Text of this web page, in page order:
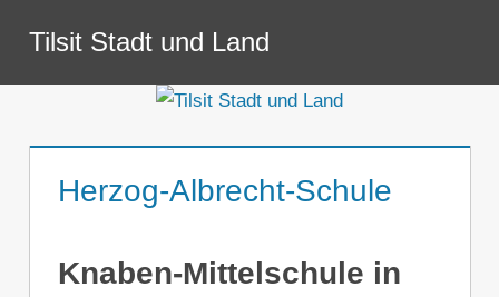
Inhalt
springen
Tilsit Stadt und Land
Herzog-Albrecht-Schule
Knaben-Mittelschule in